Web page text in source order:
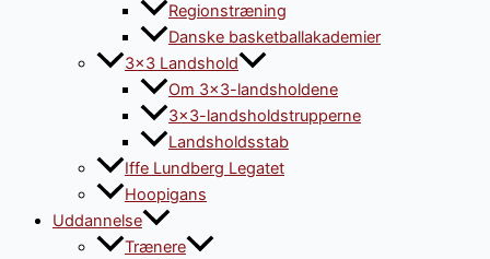
Regionstræning
Danske basketballakademier
3×3 Landshold
Om 3×3-landsholdene
3×3-landsholdstrupperne
Landsholdsstab
Iffe Lundberg Legatet
Hoopigans
Uddannelse
Trænere